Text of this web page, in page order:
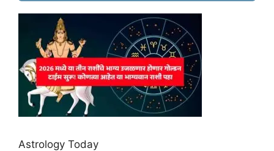
Astrology Today